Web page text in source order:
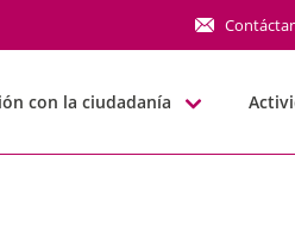
con la ciudadanía